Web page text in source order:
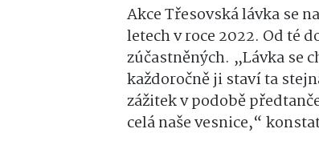
Akce Třesovská lávka se
letech v roce 2022. Od té
zúčastněných. „Lávka se
každoročně ji staví ta
zážitek v podobě
celá naše vesnice,“